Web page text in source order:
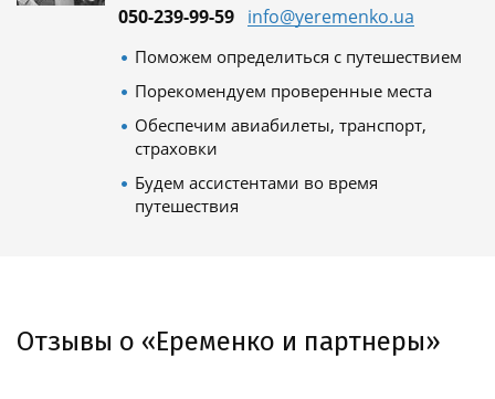
050-239-99-59 info@yeremenko.ua
Поможем определиться с путешествием
Порекомендуем проверенные места
Обеспечим авиабилеты, транспорт,
страховки
Будем ассистентами во время
путешествия
Отзывы о «Еременко и партнеры»